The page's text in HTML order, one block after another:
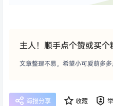
主人！顺手点个赞或买个
文章整理不易，希望小可爱萌多
海报分享 收藏